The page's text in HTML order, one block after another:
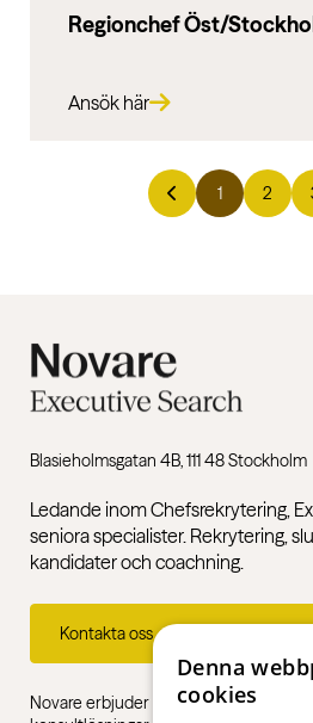
Regionchef Öst/
Ansök här
1 2
Blasieholmsgatan 4B, 111 48 Stockholm
Ledande inom Chefsrekrytering,
seniora specialister. Rekrytering,
kandidater och coachning.
Kontakta oss
Novare erbjuder specialistkompetens
Denna
cookies